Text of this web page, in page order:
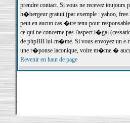
prendre contact. Si vous ne recevez
h�bergeur gratuit (par exemple : yahoo,
peut en aucun cas �tre tenu pour
ce qui ne concerne pas l'aspect l�gal
de phpBB lui-m�me. Si vous envoyez un e-
une r�ponse laconique, voire m�me �
Revenir en haut de page